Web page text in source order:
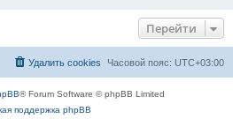
Перейти
Часовой пояс: UTC+03:00
Удалить cookies
® Forum Software © phpBB Limited
поддержка phpBB